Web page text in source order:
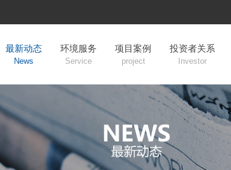
最新动态
News
环境服务
Service
项目案例
project
投资者关系
Investor